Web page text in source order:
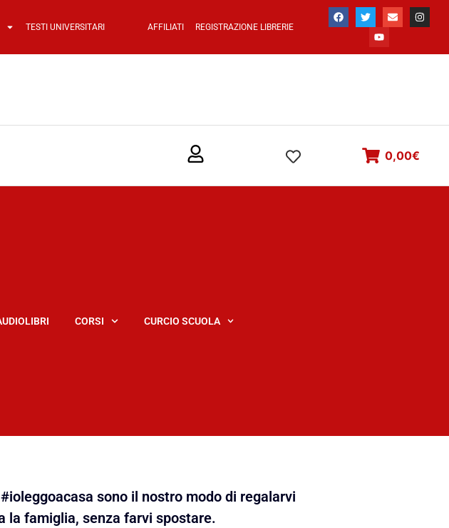
TESTI UNIVERSITARI AFFILIATI REGISTRAZIONE LIBRERIE
0,00€
CORSI CURCIO SCUOLA
sono il nostro modo di regalarvi
la famiglia, senza farvi spostare.